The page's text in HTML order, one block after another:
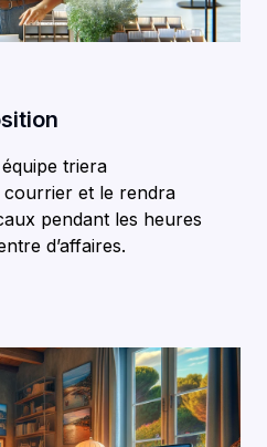
triera
courrier et le rendra
pendant les heures
d’affaires.